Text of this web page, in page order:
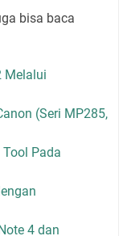
bisa baca
Melalui
(Seri MP285,
Pada
4 dan